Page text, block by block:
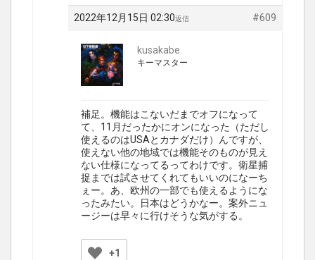
2022年12月15日 02:30 #609
返信
kusakabe
キーマスター
補足。機能はこないだまでオフになって
て、11月だったかにオンになった（ただし
使えるのはUSAとカナダだけ）んですが、
使えない他の地域では機能そのものが見え
ない仕様になってるってわけです。衛星捕
捉までは試させてくれてもいいのになーち
ぇー。あ、欧州の一部でも使えるようにな
ったみたい。日本はどうかなー。案外ニュ
ージーは早々に行けそうな気がする。
+1